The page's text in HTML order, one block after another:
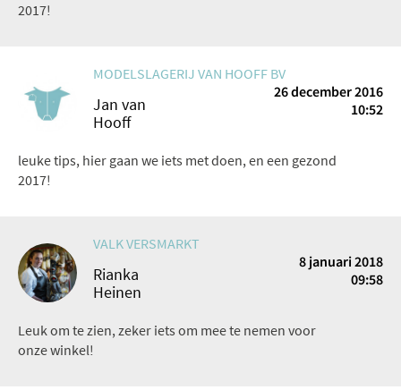
2017!
MODELSLAGERIJ VAN HOOFF BV
Jan van
Hooff
26 december 2016
10:52
leuke tips, hier gaan we iets met doen, en een gezond
2017!
VALK VERSMARKT
Rianka
Heinen
8 januari 2018
09:58
Leuk om te zien, zeker iets om mee te nemen voor
onze winkel!